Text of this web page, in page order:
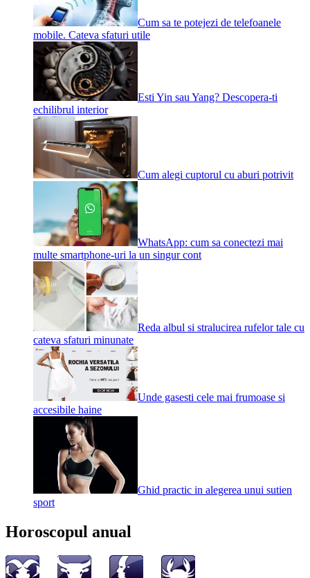
Cum sa te potejezi de telefoanele
mobile. Cateva sfaturi utile
Esti Yin sau Yang? Descopera-ti
echilibrul interior
Cum alegi cuptorul cu aburi potrivit
WhatsApp: cum sa conectezi mai
multe smartphone-uri la un singur cont
Reda albul si stralucirea rufelor tale cu
cateva sfaturi minunate
Unde gasesti cele mai frumoase si
accesibile haine
Ghid practic in alegerea unui sutien
sport
Horoscopul anual